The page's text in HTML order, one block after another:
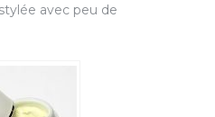
avec peu de